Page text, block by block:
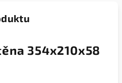
354x210x58